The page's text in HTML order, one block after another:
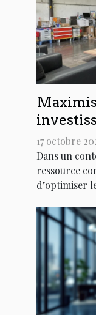
ancien
17 octobre
Dans un
ressource
d’optimiser